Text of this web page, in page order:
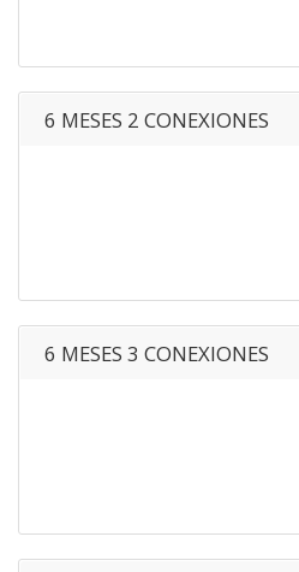
6 MESES 2 CONEXIONES
6 MESES 3 CONEXIONES